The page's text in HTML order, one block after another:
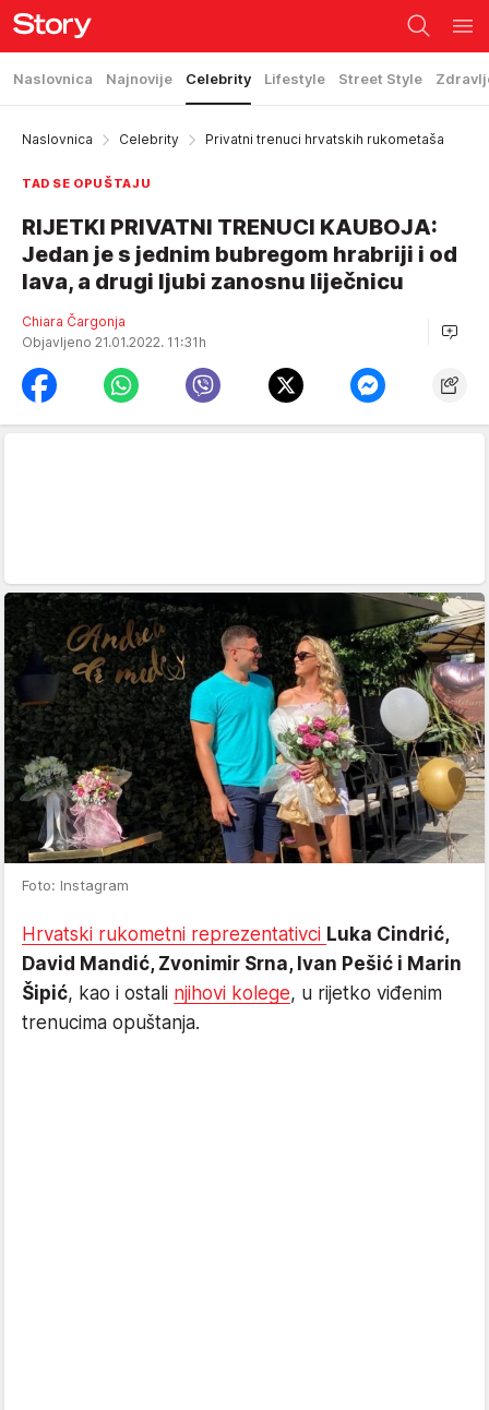
Naslovnica Najnovije Celebrity Lifestyle Street Style
Naslovnica Celebrity Privatni trenuci hrvatskih rukometaša
TAD SE OPUŠTAJU
RIJETKI PRIVATNI TRENUCI KAUBOJA:
Jedan je s jednim bubregom hrabriji i od
lava, a drugi ljubi zanosnu liječnicu
Chiara Čargonja
Objavljeno 21.01.2022. 11:31h
Foto: Instagram
Hrvatski rukometni reprezentativci Luka Cindrić,
David Mandić, Zvonimir Srna, Ivan Pešić i Marin
Šipić, kao i ostali njihovi kolege, u rijetko viđenim
trenucima opuštanja.